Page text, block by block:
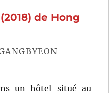
de Hong
un hôtel situé au